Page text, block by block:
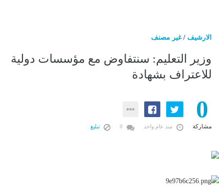
الارشيف /غير مصنف
وزير التعليم: سنتفاوض مع مؤسسات دولية
للاعتراف بشهادة
0
مشاركة منذ عام واحد تبليغ